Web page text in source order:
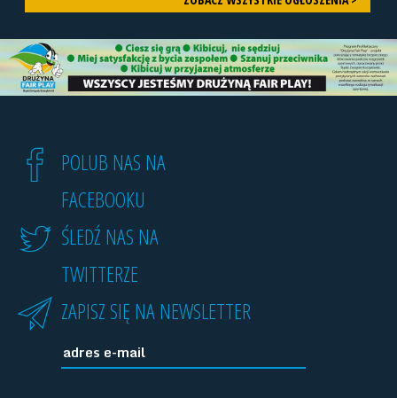
POLUB NAS NA
FACEBOOKU
ŚLEDŹ NAS NA
TWITTERZE
ZAPISZ SIĘ NA NEWSLETTER